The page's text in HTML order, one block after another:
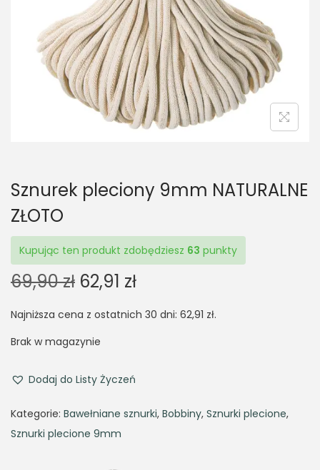
t
i
o
n
t
Sznurek pleciony 9mm NATURALNE
ZŁOTO
Kupując ten produkt zdobędziesz 63 punkty
69,90zł O
i
g
n
l
p
62,91 złC
r
p
Najniższa cena z ostatnich 30 dni: 62,91 zł.
Brak w magazynie
Dodaj do Listy Życzeń
Kategorie: Bawełniane sznurki, Bobbiny, Sznurki plecione,
Sznurki plecione 9mm